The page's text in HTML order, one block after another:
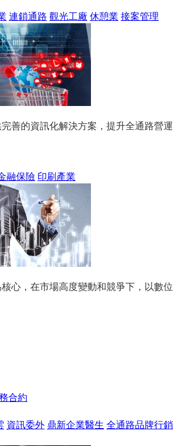
連鎖通路 觀光工廠 休憩業 接案管理
善的資訊化解決方案，提升全通路營運
融保險 印刷產業
心，在市場高度變動和競爭下，以數位
合約
資訊委外 鼎新企業醫生 全通路品牌行銷